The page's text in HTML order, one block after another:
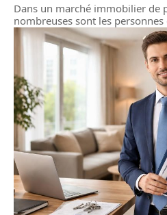
Dans un marché immobilier de
nombreuses sont les personnes